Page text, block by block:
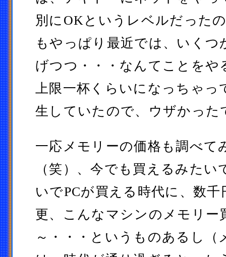
別にOKというレベルだった
もやっぱり最近では、いくつ
げつつ・・・なんてことをや
上限一杯くらいになっちゃっ
生していたので、ウザかった
一応メモリーの価格も調べて
（笑）、今でも買えるみたい
いでPCが買える時代に、数
更、こんなマシンのメモリー
～・・・というものあるし（